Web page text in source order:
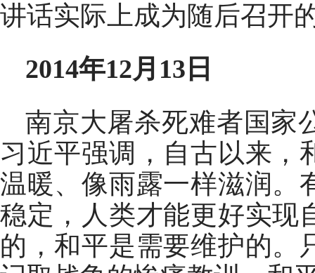
讲话实际上成为随后召开
2014年12月13日
南京大屠杀死难者国家
习近平强调，自古以来，
温暖、像雨露一样滋润。
稳定，人类才能更好实现
的，和平是需要维护的。